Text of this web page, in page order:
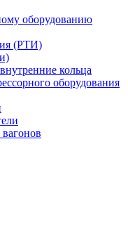
оборудованию
(РТИ)
кольца
оборудования